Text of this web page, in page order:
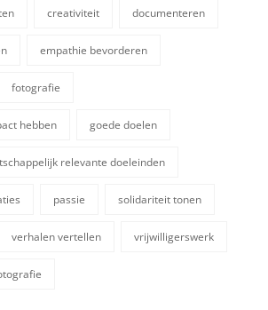
creativiteit documenteren
empathie bevorderen
fotografie
hebben goede doelen
relevante doeleinden
passie solidariteit tonen
verhalen vertellen vrijwilligerswerk